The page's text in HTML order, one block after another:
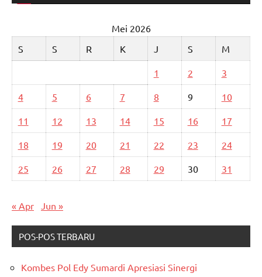
Mei 2026
S
S R K J S M
1 2 3
4 5 6 7 8 9 10
11 12 13 14 15 16 17
18 19 20 21 22 23 24
25 26 27 28 29 30 31
« Apr Jun »
POS-POS TERBARU
Kombes Pol Edy Sumardi Apresiasi Sinergi